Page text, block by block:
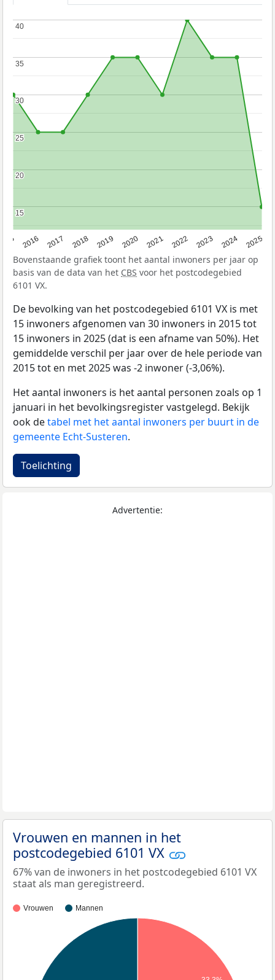
2016 2017 2018 2019 2020 2021 2022 2023 2024 2025
15
15
20
20
25
25
30
30
35
35
40
40
Bovenstaande grafiek toont het aantal inwoners per jaar op
basis van de data van het CBS voor het postcodegebied
6101 VX.
De bevolking van het postcodegebied 6101 VX is met
15 inwoners afgenomen van 30 inwoners in 2015 tot
15 inwoners in 2025 (dat is een afname van 50%). Het
gemiddelde verschil per jaar over de hele periode van
2015 tot en met 2025 was -2 inwoner (-3,06%).
Het aantal inwoners is het aantal personen zoals op 1
januari in het bevolkingsregister vastgelegd. Bekijk
ook detabel met het aantal inwoners per buurt in de
gemeente Echt-Susteren.
Toelichting
Advertentie:
Vrouwen en mannen in het
postcodegebied 6101 VX
67% van de inwoners in het postcodegebied 6101 VX
staat als man geregistreerd.
Vrouwen Mannen